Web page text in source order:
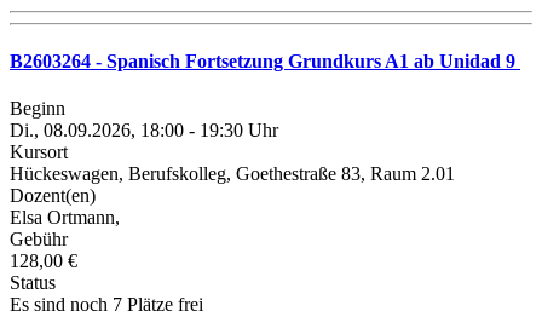
B2603264 - Spanisch Fortsetzung Grundkurs A1 ab Unidad 9
Beginn
Di., 08.09.2026, 18:00 - 19:30 Uhr
Kursort
Hückeswagen, Berufskolleg, Goethestraße 83, Raum 2.01
Dozent(en)
Elsa Ortmann,
Gebühr
128,00 €
Status
Es sind noch 7 Plätze frei